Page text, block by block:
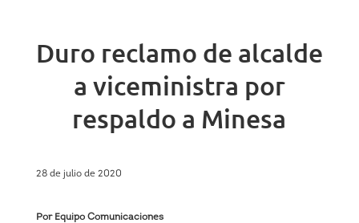
Duro reclamo de alcalde
a viceministra por
respaldo a Minesa
28 de julio de 2020
Por Equipo Comunicaciones